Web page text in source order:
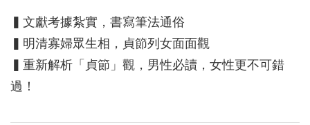
▍文獻考據紮實，書寫筆法通俗
▍明清寡婦眾生相，貞節列女面面觀
▍重新解析「貞節」觀，男性必讀，女性更不可錯
過！